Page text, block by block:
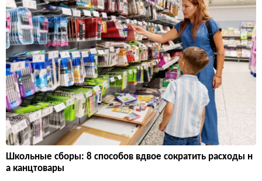
Школьные сборы: 8 способов вдвое сократить расходы н
а канцтовары